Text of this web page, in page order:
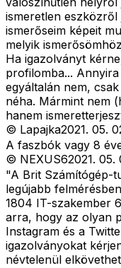
ismeretlen
ismerőseim képeit
melyik
Ha igazolványt
profilomba...
egyáltalán nem,
néha. Mármint nem
hanem
© Lapajka2021. 05.
A faszbók vagy 8
© NEXUS62021. 05.
"A Brit Számítógép-
legújabb
1804 IT-szakember
arra, hogy az olyan
Instagram és a
igazolványokat
névtelenül